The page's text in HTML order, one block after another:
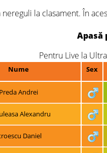
la clasament. În
Apasă